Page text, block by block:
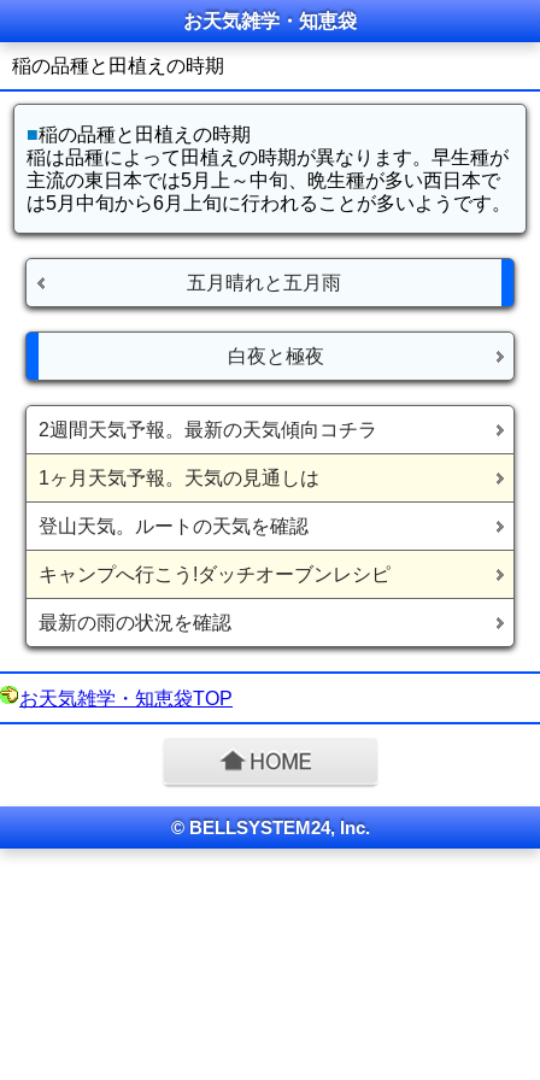
お天気雑学・知恵袋
稲の品種と田植えの時期
■稲の品種と田植えの時期
稲は品種によって田植えの時期が異なります。早生種が
主流の東日本では5月上～中旬、晩生種が多い西日本で
は5月中旬から6月上旬に行われることが多いようです。
五月晴れと五月雨
白夜と極夜
2週間天気予報。最新の天気傾向コチラ
1ヶ月天気予報。天気の見通しは
登山天気。ルートの天気を確認
キャンプへ行こう!ダッチオーブンレシピ
最新の雨の状況を確認
お天気雑学・知恵袋TOP
© BELLSYSTEM24, Inc.